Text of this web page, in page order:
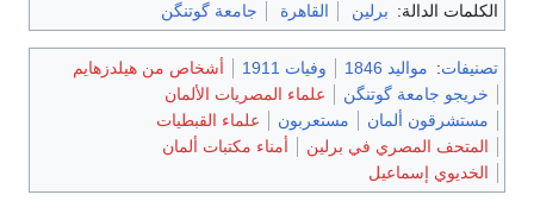
الكلمات الدالة: برلين القاهرة جامعة گوتنگن
تصنيفات: مواليد 1846 وفيات 1911
أشخاص من هيلدزهايم
خريجو جامعة گوتنگن
علماء المصريات الألمان
مستشرقون ألمان
مستعربون
علماء القبطيات
المتحف المصري في برلين
أمناء مكتبات ألمان
الخديوي إسماعيل